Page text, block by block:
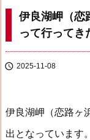
伊良湖岬（恋
って行ってき
 2025-11-08
伊良湖岬（恋路ヶ
出となっています